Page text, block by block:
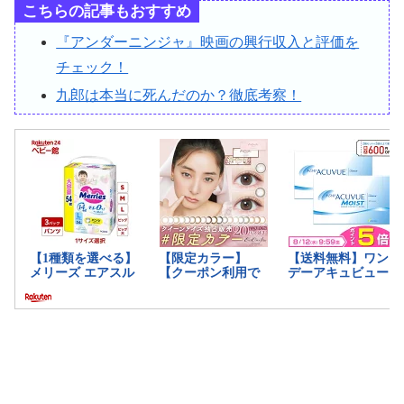
こちらの記事もおすすめ
『アンダーニンジャ』映画の興行収入と評価を
チェック！
九郎は本当に死んだのか？徹底考察！